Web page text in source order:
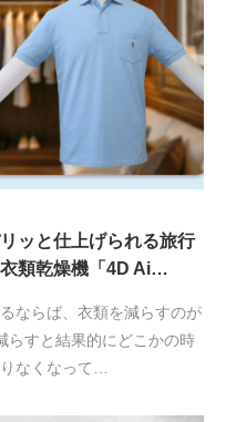
ッと仕上げられる旅行
類乾燥機「4D Ai…
ならば、衣類を減らすのが
らすと結果的にどこかの時
なくなって…